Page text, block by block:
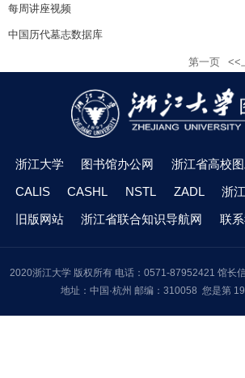
每周讲座视频
中国历代墓志数据库
第一页 <<
浙江大学 图书馆办公网 浙江省高校
CALIS
CASHL NSTL ZADL
浙
旧版网站
浙江省联合知识导航网 联
2020浙江大学 版权所有 电话：0571-87952421 馆长
地址：中国·杭州 邮编：310058 您是第